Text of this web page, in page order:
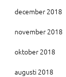
december 2018
november 2018
oktober 2018
augusti 2018